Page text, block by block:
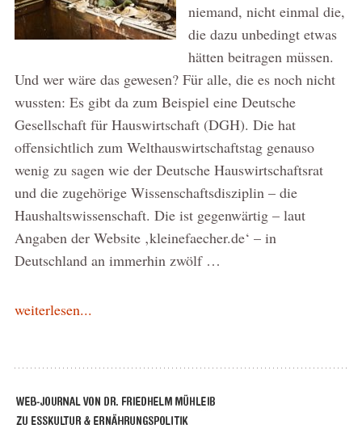
niemand, nicht einmal die,
die dazu unbedingt etwas
hätten beitragen müssen.
Und wer wäre das gewesen? Für alle, die es noch nicht
wussten: Es gibt da zum Beispiel eine Deutsche
Gesellschaft für Hauswirtschaft (DGH). Die hat
offensichtlich zum Welthauswirtschaftstag genauso
wenig zu sagen wie der Deutsche Hauswirtschaftsrat
und die zugehörige Wissenschaftsdisziplin – die
Haushaltswissenschaft. Die ist gegenwärtig – laut
Angaben der Website ‚kleinefaecher.de‘ – in
Deutschland an immerhin zwölf …
weiterlesen...